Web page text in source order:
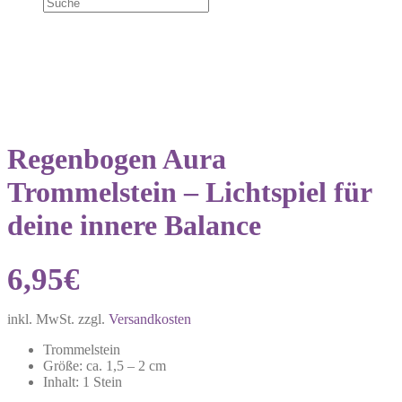
Regenbogen Aura
Trommelstein – Lichtspiel für
deine innere Balance
6,95€
inkl. MwSt. zzgl. Versandkosten
Trommelstein
Größe: ca. 1,5 – 2 cm
Inhalt: 1 Stein